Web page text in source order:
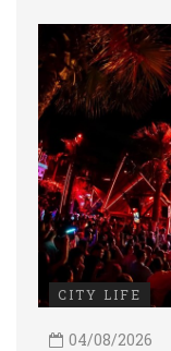
CITY LIFE
04/08/2026